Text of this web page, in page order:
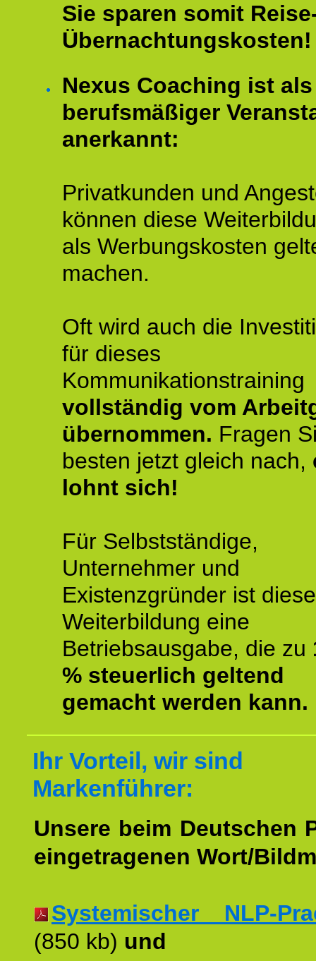
Sie sparen somit
Übernachtungskosten!
Nexus Coaching ist als
berufsmäßiger
anerkannt:
Privatkunden und
können diese
als Werbungskosten
machen.
Oft wird auch die
für dieses
Kommunikationstraining
vollständig vom
übernommen. Fragen
besten jetzt gleich nach,
lohnt sich!
Für Selbstständige,
Unternehmer und
Existenzgründer ist diese
Weiterbildung eine
Betriebsausgabe, die zu
% steuerlich geltend
gemacht werden kann.
Ihr Vorteil, wir sind
Markenführer:
Unsere beim Deutschen
eingetragenen Wort/
Systemischer NLP-
(850 kb) und